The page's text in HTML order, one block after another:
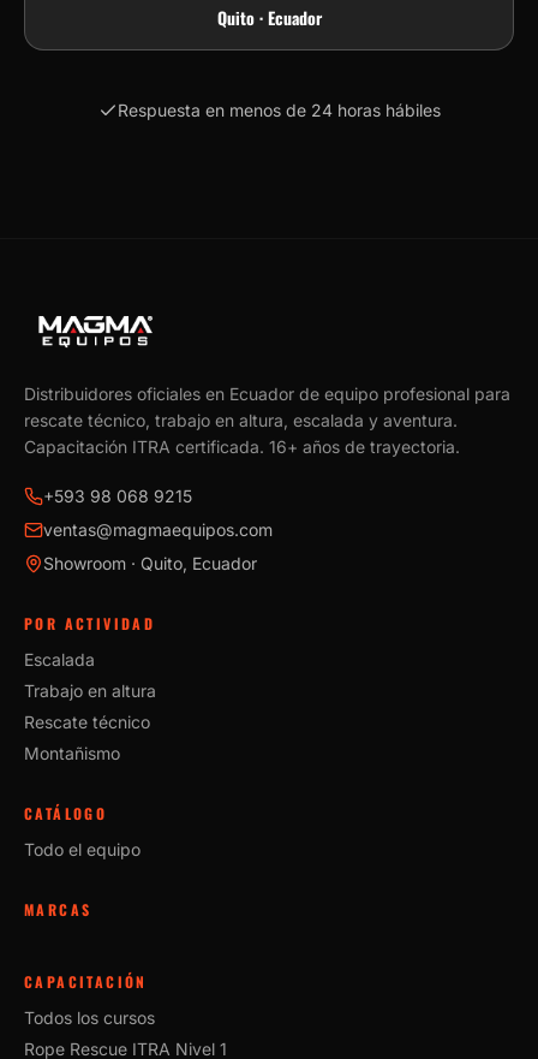
Quito · Ecuador
Respuesta en menos de 24 horas hábiles
Distribuidores oficiales en Ecuador de equipo profesional para
rescate técnico, trabajo en altura, escalada y aventura.
Capacitación ITRA certificada. 16+ años de trayectoria.
+593 98 068 9215
ventas@magmaequipos.com
Showroom · Quito, Ecuador
POR ACTIVIDAD
Escalada
Trabajo en altura
Rescate técnico
Montañismo
CATÁLOGO
Todo el equipo
MARCAS
CAPACITACIÓN
Todos los cursos
Rope Rescue ITRA Nivel 1